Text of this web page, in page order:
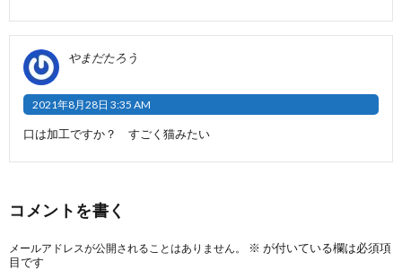
やまだたろう
2021年8月28日 3:35 AM
口は加工ですか？ すごく猫みたい
コメントを書く
メールアドレスが公開されることはありません。 ※ が付いている欄は必須項
目です